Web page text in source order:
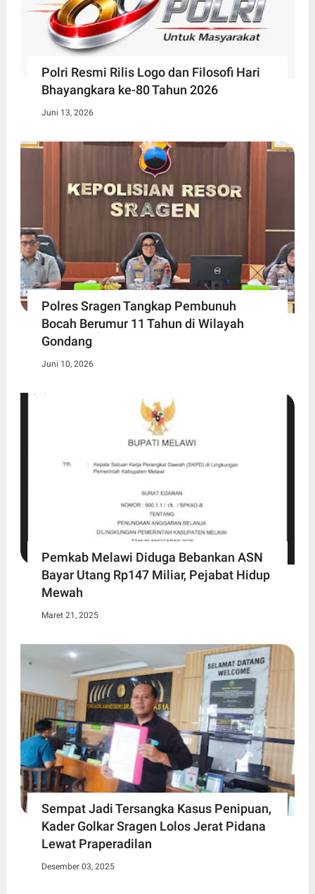
Polri Resmi Rilis Logo dan Filosofi Hari
Bhayangkara ke-80 Tahun 2026
Juni 13, 2026
Polres Sragen Tangkap Pembunuh
Bocah Berumur 11 Tahun di Wilayah
Gondang
Juni 10, 2026
Pemkab Melawi Diduga Bebankan ASN
Bayar Utang Rp147 Miliar, Pejabat Hidup
Mewah
Maret 21, 2025
Sempat Jadi Tersangka Kasus Penipuan,
Kader Golkar Sragen Lolos Jerat Pidana
Lewat Praperadilan
Desember 03, 2025